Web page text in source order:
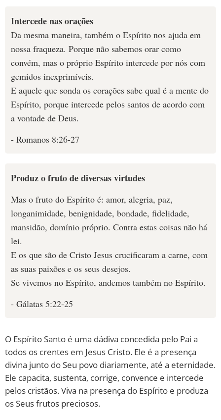
Intercede nas orações
Da mesma maneira, também o Espírito nos ajuda em
nossa fraqueza. Porque não sabemos orar como
convém, mas o próprio Espírito intercede por nós com
gemidos inexprimíveis.
E aquele que sonda os corações sabe qual é a mente do
Espírito, porque intercede pelos santos de acordo com
a vontade de Deus.
- Romanos 8:26-27
Produz o fruto de diversas virtudes
Mas o fruto do Espírito é: amor, alegria, paz,
longanimidade, benignidade, bondade, fidelidade,
mansidão, domínio próprio. Contra estas coisas não há
lei.
E os que são de Cristo Jesus crucificaram a carne, com
as suas paixões e os seus desejos.
Se vivemos no Espírito, andemos também no Espírito.
- Gálatas 5:22-25
O Espírito Santo é uma dádiva concedida pelo Pai a
todos os crentes em Jesus Cristo. Ele é a presença
divina junto do Seu povo diariamente, até a eternidade.
Ele capacita, sustenta, corrige, convence e intercede
pelos cristãos. Viva na presença do Espírito e produza
os Seus frutos preciosos.